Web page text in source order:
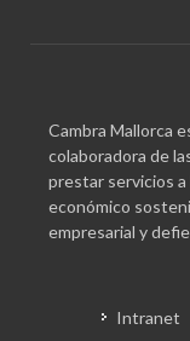
Cambra Mallorca
colaboradora de
prestar servicios a
económico
empresarial y
Intranet